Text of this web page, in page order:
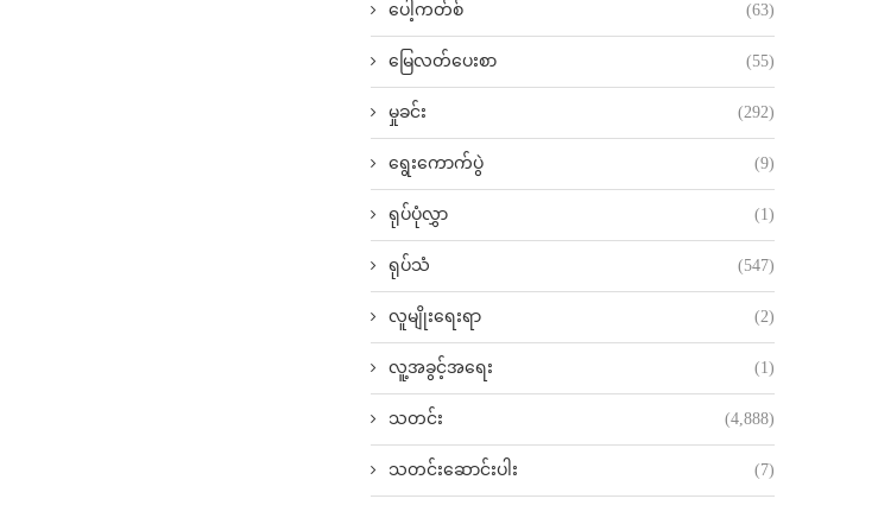
ပေါ့ကတ်စ် (63)
မြေလတ်ပေးစာ (55)
မှုခင်း (292)
ရွေးကောက်ပွဲ (9)
ရုပ်ပုံလွှာ (1)
ရုပ်သံ (547)
လူမျိုးရေးရာ (2)
လူ့အခွင့်အရေး (1)
သတင်း (4,888)
သတင်းဆောင်းပါး (7)